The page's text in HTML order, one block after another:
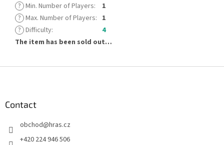
? Min. Number of Players:
1
? Max. Number of Players: 1
? Difficulty:
4
The item has been sold out…
Contact
obchod@hras.cz
+420 224 946 506